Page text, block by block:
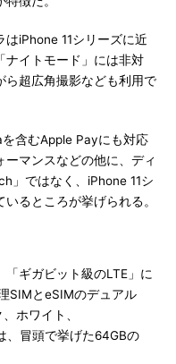
iPhone 11シリーズに近
ナイトモード」には非対
ら超広角撮影なども利用で
含むApple Payにも対応
マンスなどの他に、ディ
」ではなく、iPhone 11シ
るところが挙げられる。
ギガビット級のLTE」に
SIMとeSIMのデュアル
ホワイト、
、冒頭で挙げた64GBの